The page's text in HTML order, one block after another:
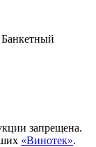
Банкетный
запрещена.
«Винотек».